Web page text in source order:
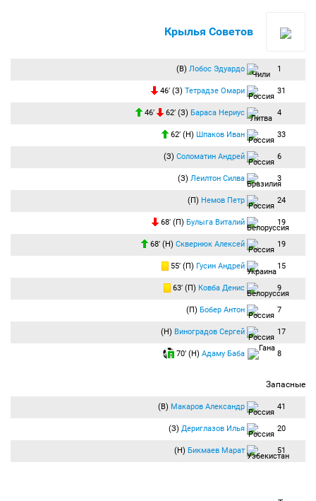
Крылья Советов
(В) Лобос Эдуардо 1
46′ (З) Тетрадзе Омари 31
46′ 62′ (З) Бараса Нериус 4
62′ (Н) Шпаков Иван 33
(З) Соломатин Андрей 6
(З) Леилтон Силва 3
(П) Немов Петр 24
68′ (П) Булыга Виталий 19
68′ (Н) Сквернюк Алексей 19
55′ (П) Гусин Андрей 15
63′ (П) Ковба Денис 9
(П) Бобер Антон 7
(Н) Виноградов Сергей 17
70′ (Н) Адаму Баба 8
Запасные
(В) Макаров Александр 41
(З) Дериглазов Илья 20
(Н) Бикмаев Марат 51